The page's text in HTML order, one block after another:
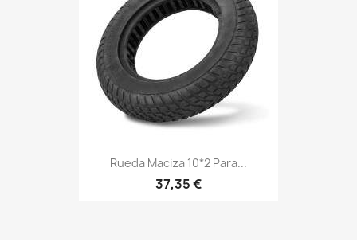
Rueda Maciza 10*2 Para...
37,35 €